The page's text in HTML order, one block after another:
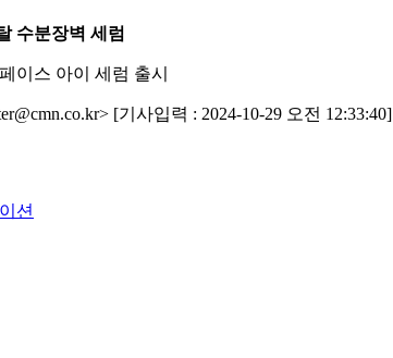
션
수분장벽 세럼
이스 아이 세럼 출시
[기사입력 : 2024-10-29 오전 12:33:40]